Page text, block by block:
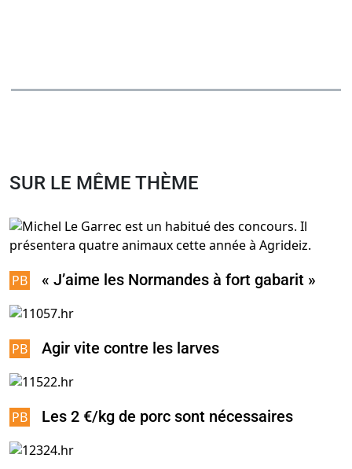
SUR LE MÊME THÈME
« J’aime les Normandes à fort gabarit »
Agir vite contre les larves
Les 2 €/kg de porc sont nécessaires